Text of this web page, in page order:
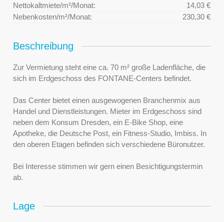
Nettokaltmiete/m²/Monat:
14,03 €
Nebenkosten/m²/Monat:
230,30 €
Beschreibung
Zur Vermietung steht eine ca. 70 m² große Ladenfläche, die
sich im Erdgeschoss des FONTANE-Centers befindet.
Das Center bietet einen ausgewogenen Branchenmix aus
Handel und Dienstleistungen. Mieter im Erdgeschoss sind
neben dem Konsum Dresden, ein E-Bike Shop, eine
Apotheke, die Deutsche Post, ein Fitness-Studio, Imbiss. In
den oberen Etagen befinden sich verschiedene Büronutzer.
Bei Interesse stimmen wir gern einen Besichtigungstermin
ab.
Lage